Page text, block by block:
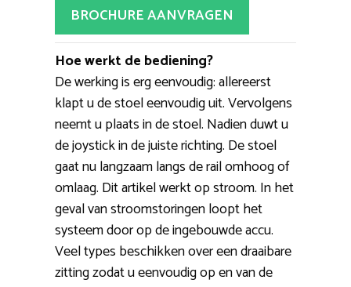
BROCHURE AANVRAGEN
Hoe werkt de bediening?
De werking is erg eenvoudig: allereerst
klapt u de stoel eenvoudig uit. Vervolgens
neemt u plaats in de stoel. Nadien duwt u
de joystick in de juiste richting. De stoel
gaat nu langzaam langs de rail omhoog of
omlaag. Dit artikel werkt op stroom. In het
geval van stroomstoringen loopt het
systeem door op de ingebouwde accu.
Veel types beschikken over een draaibare
zitting zodat u eenvoudig op en van de